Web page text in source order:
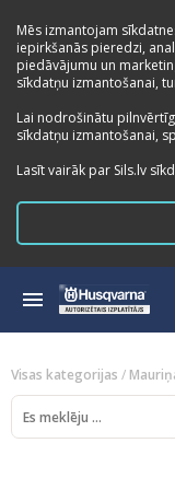
Mēs izmantojam
iepirkšanās pieredzi,
piedāvājumu un
sīkdatņu izmantošanai,
Lai nodrošinātu
sīkdatņu izmantošanai,
Lasīt vairāk par Sils.lv
Visas kategorijas /
Previous